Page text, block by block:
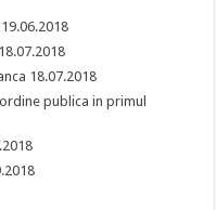
18.07.2018
publica in primul